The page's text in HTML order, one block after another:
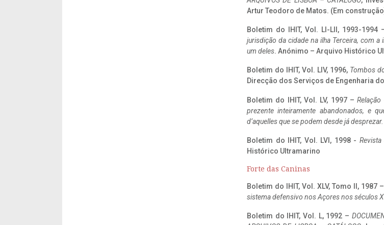
Artur Teodoro de Matos. (Em
Boletim do IHIT, Vol. LI-LII, 1993-1994
jurisdição da cidade na ilha Terceira, com
um deles. Anónimo – Arquivo Histórico
Boletim do IHIT, Vol. LIV, 1996, Tombos
Direcção dos Serviços de Engenharia
Boletim do IHIT, Vol. LV, 1997 –
prezente inteiramente abandonados, e
d’aquelles que se podem desde já
Boletim do IHIT, Vol. LVI, 1998 -
Histórico Ultramarino
Forte das Caninas
Boletim do IHIT, Vol. XLV, Tomo II, 1987 –
sistema defensivo nos Açores nos séculos
Boletim do IHIT, Vol. L, 1992 –